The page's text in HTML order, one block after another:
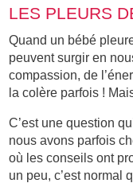
LES PLEURS
Quand un bébé
peuvent surgir en
compassion, de
la colère parfois !
C’est une question
nous avons parfois
où les conseils ont
un peu, c’est normal